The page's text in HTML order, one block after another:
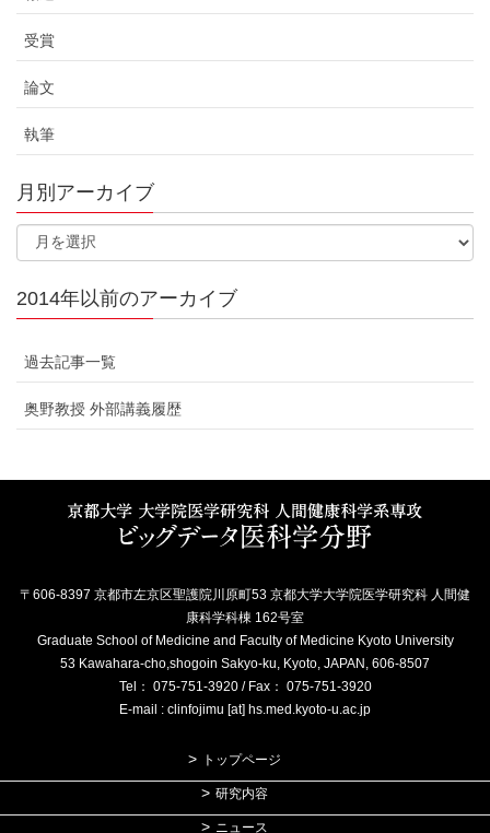
受賞
論文
執筆
月別アーカイブ
2014年以前のアーカイブ
過去記事一覧
奥野教授 外部講義履歴
〒606-8397 京都市左京区聖護院川原町53 京都大学大学院医学研究科 人間健
康科学科棟 162号室
Graduate School of Medicine and Faculty of Medicine Kyoto University
53 Kawahara-cho,shogoin Sakyo-ku, Kyoto, JAPAN, 606-8507
Tel： 075-751-3920 / Fax： 075-751-3920
E-mail : clinfojimu [at] hs.med.kyoto-u.ac.jp
トップページ
研究内容
ニュース